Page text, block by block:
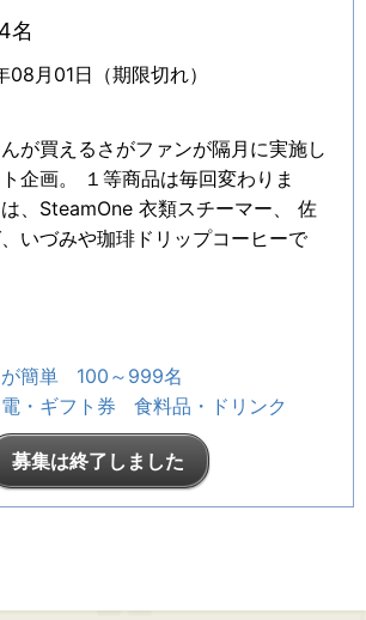
名
月01日（期限切れ）
が買えるさがファンが隔月に実施し
企画。 １等商品は毎回変わりま
、SteamOne 衣類スチーマー、 佐
いづみや珈琲ドリップコーヒーで
簡単
100～999名
・ギフト券 食料品・ドリンク
募集は終了しました